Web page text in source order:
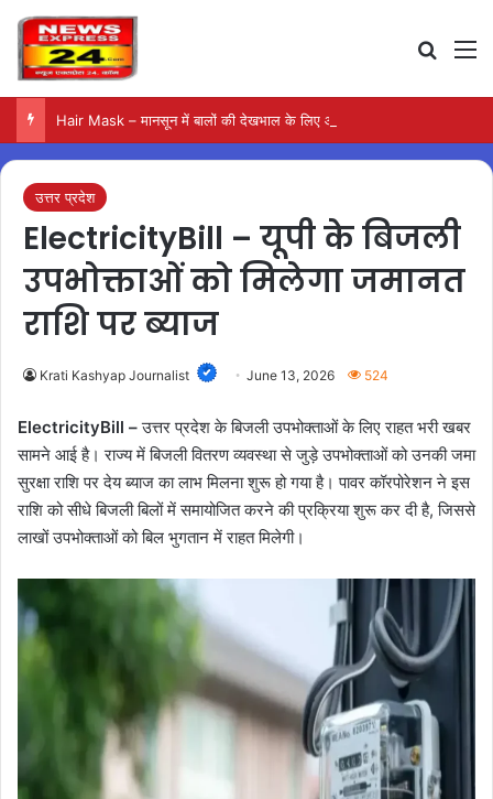
Hair Mask – मानसून में बालों की देखभाल के लिए आजमाएं अंडे का मास्क
उत्तर प्रदेश
ElectricityBill – यूपी के बिजली
उपभोक्ताओं को मिलेगा जमानत
राशि पर ब्याज
Krati Kashyap Journalist June 13, 2026 524
ElectricityBill –उत्तर प्रदेश के बिजली उपभोक्ताओं के लिए राहत भरी खबर
सामने आई है। राज्य में बिजली वितरण व्यवस्था से जुड़े उपभोक्ताओं को उनकी जमा
सुरक्षा राशि पर देय ब्याज का लाभ मिलना शुरू हो गया है। पावर कॉरपोरेशन ने इस
राशि को सीधे बिजली बिलों में समायोजित करने की प्रक्रिया शुरू कर दी है, जिससे
लाखों उपभोक्ताओं को बिल भुगतान में राहत मिलेगी।